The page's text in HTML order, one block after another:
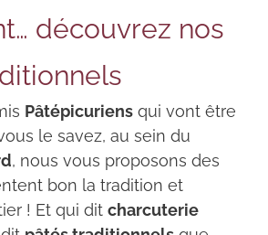
découvrez nos
Pâtépicuriens qui vont être
le savez, au sein du
, nous vous proposons des
bon la tradition et
! Et qui dit charcuterie